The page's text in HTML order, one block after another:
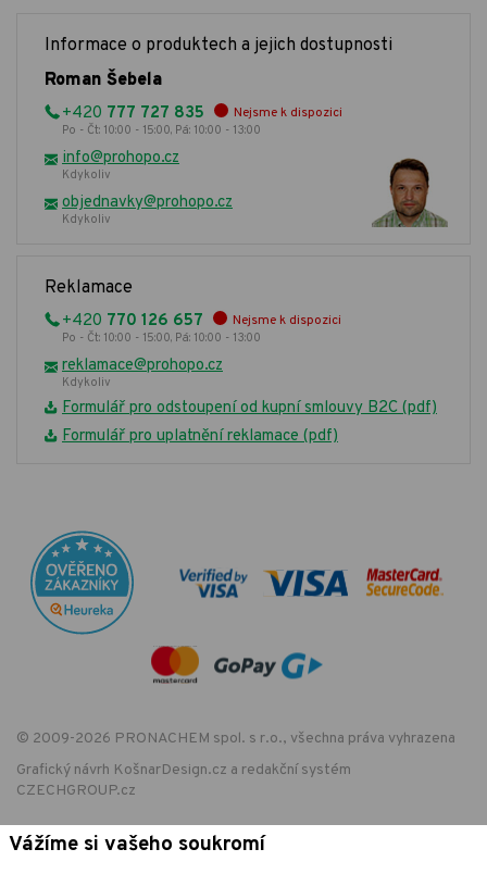
Informace o produktech a jejich dostupnosti
Roman Šebela
+420 777 727 835 Nejsme k dispozici
Po - Čt: 10:00 - 15:00, Pá: 10:00 - 13:00
info@prohopo.cz
Kdykoliv
objednavky@prohopo.cz
Kdykoliv
Reklamace
+420 770 126 657 Nejsme k dispozici
Po - Čt: 10:00 - 15:00, Pá: 10:00 - 13:00
reklamace@prohopo.cz
Kdykoliv
Formulář pro odstoupení od kupní smlouvy B2C (pdf)
Formulář pro uplatnění reklamace (pdf)
© 2009-2026 PRONACHEM spol. s r.o., všechna práva vyhrazena
Grafický návrh KošnarDesign.cz a redakční systém
CZECHGROUP.cz
Vážíme si vašeho soukromí